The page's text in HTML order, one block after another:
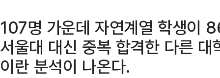
107명 가운데 자연계열 학생이
서울대 대신 중복 합격한 다른
이란 분석이 나온다.